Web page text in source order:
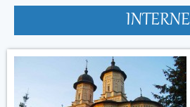
Malta
Muntenegru
INTERNE